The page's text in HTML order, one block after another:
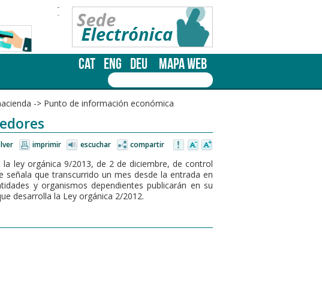
-
-
CAT ENG DEU MAPA WEB
-> Punto de información económica
imprimir escuchar compartir
ley orgánica 9/2013, de 2 de diciembre, de control
que transcurrido un mes desde la entrada en
y organismos dependientes publicarán en su
desarrolla la Ley orgánica 2/2012.